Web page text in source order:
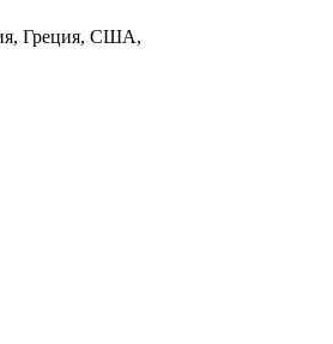
Греция, США,